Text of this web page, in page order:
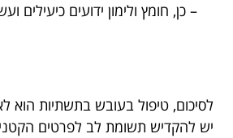
– כן, חומץ ולימון ידועים כיעילים
לסיכום, טיפול בעובש בתשתיות הוא
יש להקדיש תשומת לב לפרטים